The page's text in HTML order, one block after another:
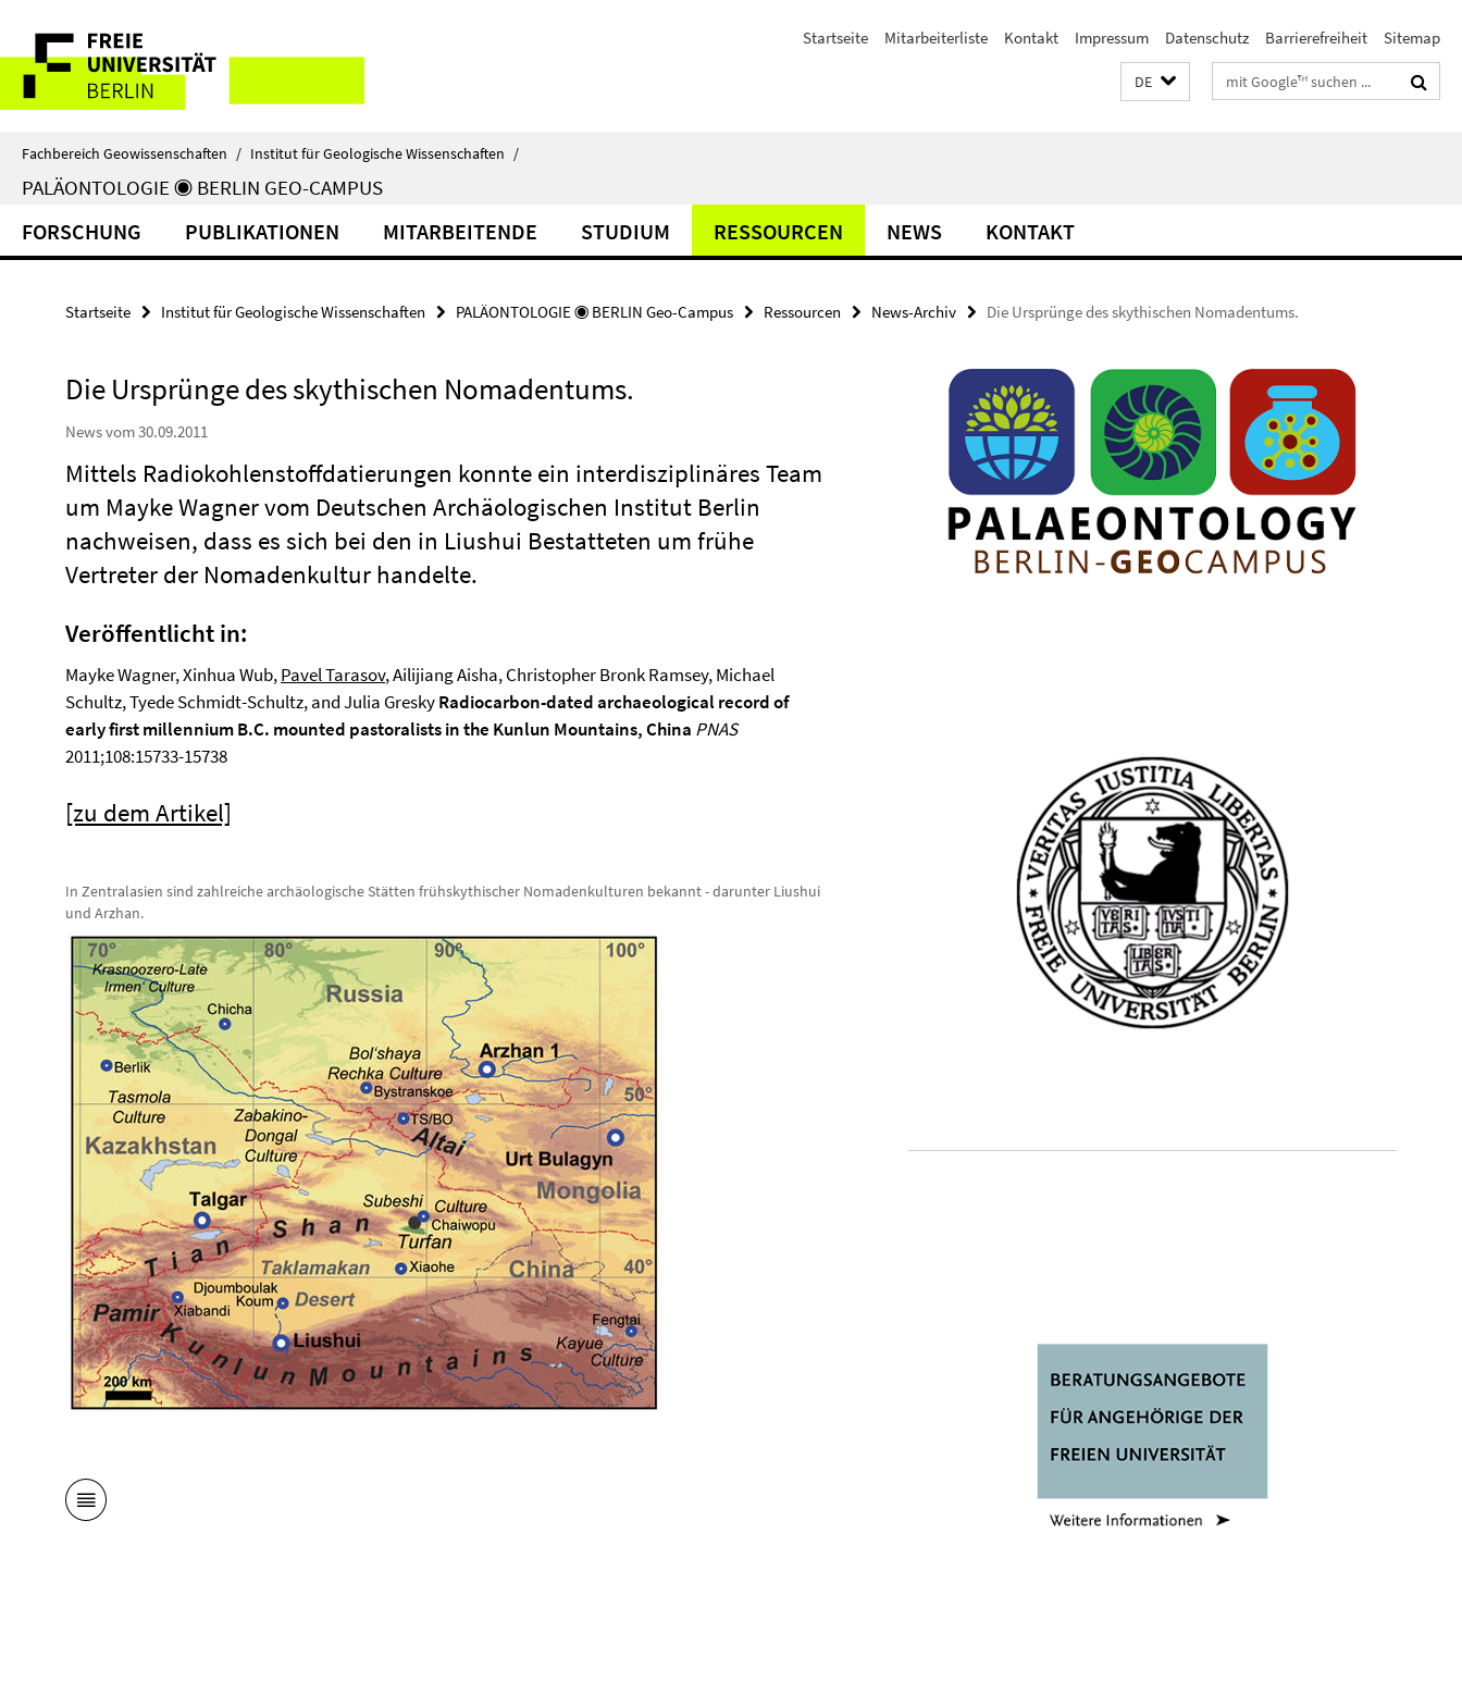
direkt
Inhalt
Service-
Navigation
Startseite Mitarbeiterliste Kontakt Impressum Datenschutz Barrierefreiheit Sitemap
DE Suchbegriffe
Fachbereich Geowissenschaften / Institut für Geologische Wissenschaften /
PALÄONTOLOGIE ◉ BERLIN GEO-CAMPUS
FORSCHUNG PUBLIKATIONEN MITARBEITENDE STUDIUM RESSOURCEN NEWS KONTAKT
Startseite Institut für Geologische Wissenschaften PALÄONTOLOGIE ◉ BERLIN Geo-Campus Ressourcen News-Archiv Die Ursprünge des skythischen Nomadentums.
Die Ursprünge des skythischen Nomadentums.
News vom 30.09.2011
Mittels Radiokohlenstoffdatierungen konnte ein interdisziplinäres Team
um Mayke Wagner vom Deutschen Archäologischen Institut Berlin
nachweisen, dass es sich bei den in Liushui Bestatteten um frühe
Vertreter der Nomadenkultur handelte.
Veröffentlicht in:
Mayke Wagner, Xinhua Wub,Pavel Tarasov, Ailijiang Aisha, Christopher Bronk Ramsey, Michael
Schultz, Tyede Schmidt-Schultz, and Julia GreskyRadiocarbon-dated archaeological record of
early first millennium B.C. mounted pastoralists in the Kunlun Mountains, China PNAS
2011;108:15733-15738
[zu dem Artikel]
In Zentralasien sind zahlreiche archäologische Stätten frühskythischer Nomadenkulturen bekannt - darunter Liushui
und Arzhan.